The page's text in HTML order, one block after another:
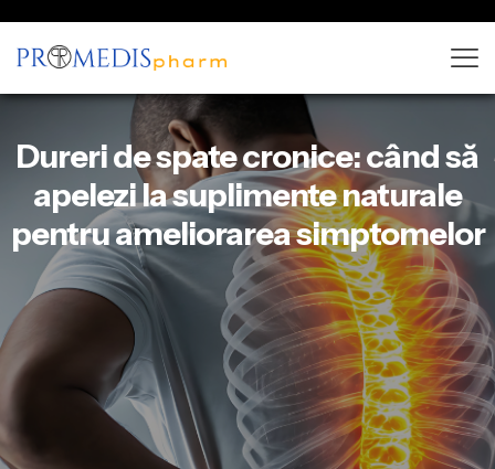
Dureri de spate cronice: când să
apelezi la suplimente naturale
pentru ameliorarea simptomelor